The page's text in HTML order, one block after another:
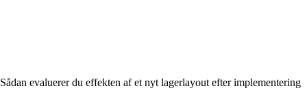
Sådan evaluerer du effekten af et nyt lagerlayout efter implementering